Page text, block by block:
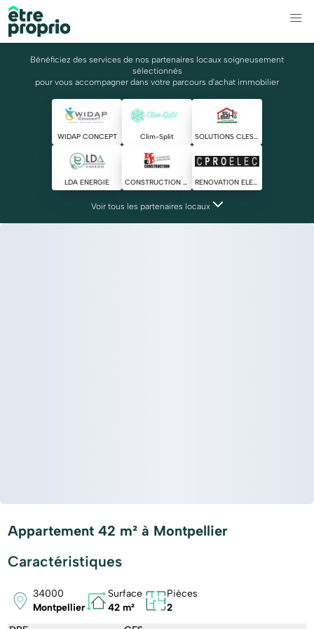
Bénéficiez des services de nos partenaires locaux soigneusement
sélectionnés
pour vous accompagner dans votre parcours d'achat immobilier
WIDAP CONCEPT Clim-Split SOLUTIONS CLES HABITAT
LDA ENERGIE CONSTRUCTION DGP RENOVATION ELECTRIQUE
Voir tous les partenaires locaux
Appartement 42 m² à Montpellier
Caractéristiques
34000
Montpellier
Surface
42 m²
Pièces
2